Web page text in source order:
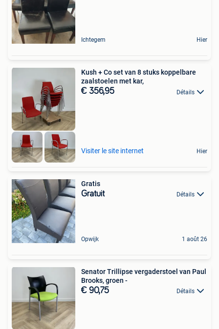
Ichtegem Hier
Kush + Co set van 8 stuks koppelbare
zaalstoelen met kar,
€ 356,95 Détails
Visiter le site internet Hier
Gratis
Gratuit Détails
Opwijk 1 août 26
Senator Trillipse vergaderstoel van Paul
Brooks, groen -
€ 90,75 Détails